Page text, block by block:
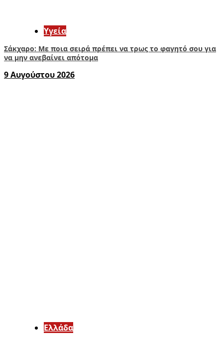
Υγεία
Σάκχαρο: Με ποια σειρά πρέπει να τρως το φαγητό σου για
να μην ανεβαίνει απότομα
9 Αυγούστου 2026
Ελλάδα